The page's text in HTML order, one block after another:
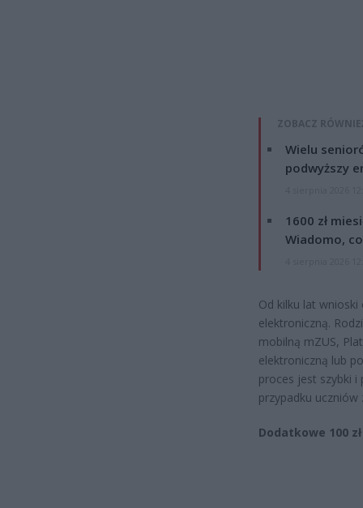
ZOBACZ
Wielu
podwyższy
1600 zł
Wiadomo,
Od kilku lat wnioski
elektroniczną.
mobilną mZUS,
elektroniczną lub
proces jest szybki i
przypadku uczniów
Dodatkowe 100